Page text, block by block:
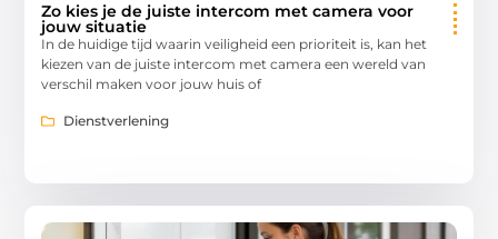
Zo kies je de juiste intercom met camera voor
jouw situatie
In de huidige tijd waarin veiligheid een prioriteit is, kan het
kiezen van de juiste intercom met camera een wereld van
verschil maken voor jouw huis of
Dienstverlening